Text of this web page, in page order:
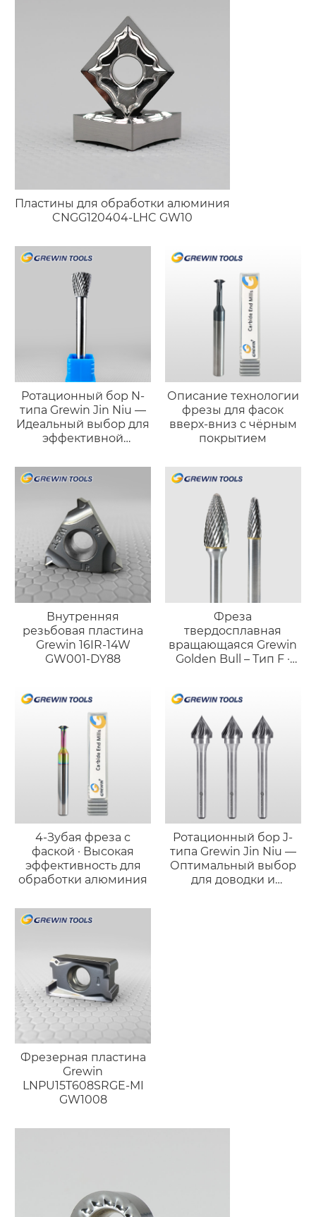
Пластины для обработки алюминия
CNGG120404-LHC GW10
Ротационный бор N-
типа Grewin Jin Niu —
Идеальный выбор для
эффективной
Описание технологии
фрезы для фасок
вверх-вниз с чёрным
покрытием
Внутренняя
резьбовая пластина
Grewin 16IR-14W
GW001-DY88
Фреза
твердосплавная
вращающаяся Grewin
Golden Bull – Тип F ·
«факельной» формы
4-Зубая фреза с
фаской · Высокая
эффективность для
обработки алюминия
Ротационный бор J-
типа Grewin Jin Niu —
Оптимальный выбор
для доводки и
Фрезерная пластина
Grewin
LNPU15T608SRGE-MI
GW1008